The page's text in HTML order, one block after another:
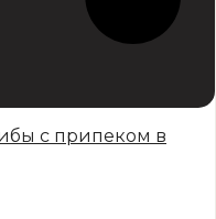
с припеком в